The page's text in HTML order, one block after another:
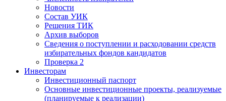
Новости
Состав УИК
Решения ТИК
Архив выборов
Сведения о поступлении и расходовании средств
избирательных фондов кандидатов
Проверка 2
Инвесторам
Инвестиционный паспорт
Основные инвестиционные проекты, реализуемые
(планируемые к реализации)